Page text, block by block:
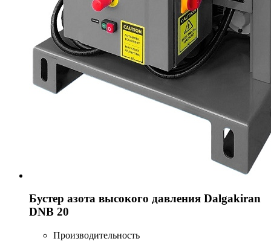
Бустер азота высокого давления Dalgakiran
DNB 20
Производительность